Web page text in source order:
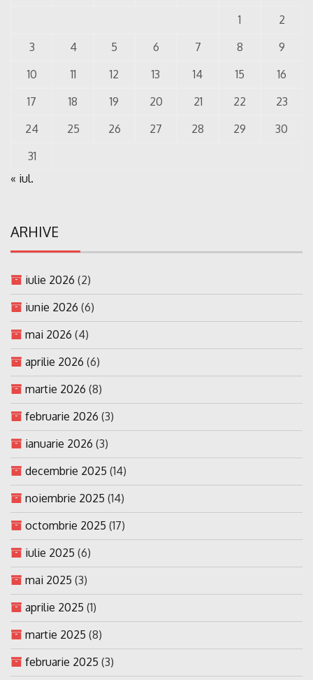
1
2
3
4 5 6 7 8
9
10
11 12 13 14 15
16
17
18 19 20 21 22
23
24
25 26 27 28 29
30
31
« iul.
ARHIVE
iulie 2026 (2)
iunie 2026 (6)
mai 2026 (4)
aprilie 2026 (6)
martie 2026 (8)
februarie 2026 (3)
ianuarie 2026 (3)
decembrie 2025 (14)
noiembrie 2025 (14)
octombrie 2025 (17)
iulie 2025 (6)
mai 2025 (3)
aprilie 2025 (1)
martie 2025 (8)
februarie 2025 (3)